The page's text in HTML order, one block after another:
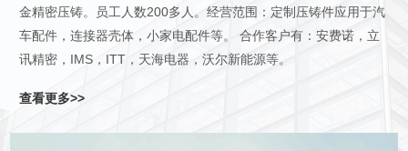
金精密压铸。员工人数200多人。经营范围：定制压铸件应用于汽
车配件，连接器壳体，小家电配件等。 合作客户有：安费诺，立
讯精密，IMS，ITT，天海电器，沃尔新能源等。
查看更多>>